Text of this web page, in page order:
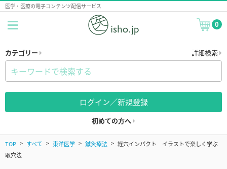
医学・医療の電子コンテンツ配信サービス
0
カテゴリー 詳細検索
ログイン／新規登録
初めての方へ
TOP すべて 東洋医学 鍼灸療法
経穴インパクト イラストで楽しく学ぶ
取穴法